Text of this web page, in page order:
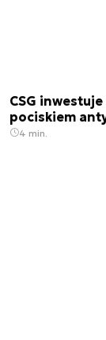
CSG
pociskiem
4 min.